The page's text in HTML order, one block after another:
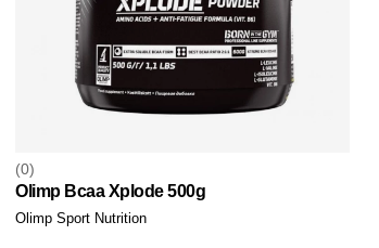
0
Olimp Bcaa Xplode 500g
Olimp Sport Nutrition